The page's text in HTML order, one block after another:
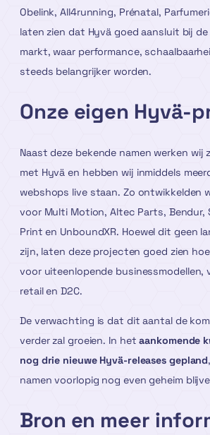
Obelink, All4running, Prénatal,
laten zien dat Hyvä goed aansluit bij de
markt, waar performance,
steeds belangrijker worden.
Onze eigen Hyvä-
Naast deze bekende namen werken
met Hyvä en hebben wij inmiddels
webshops live staan. Zo ontwikkelden
voor Multi Motion, Altec Parts, Bendur,
Print en UnboundXR. Hoewel dit geen
zijn, laten deze projecten goed zien
voor uiteenlopende businessmodellen,
retail en D2C.
De verwachting is dat dit aantal de
verder zal groeien. In hetaankomende
nog drie nieuwe Hyvä-releases gepland
namen voorlopig nog even geheim
Bron en meer